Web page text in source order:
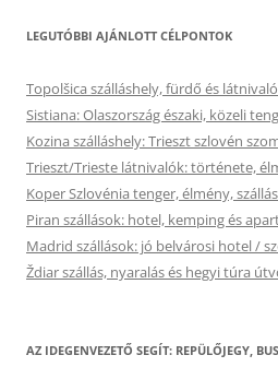
LEGUTÓBBI AJÁNLOTT CÉLPONTOK
Topolšica szálláshely, fürdő és
Sistiana: Olaszország északi, közeli
Kozina szálláshely: Trieszt szlovén
Trieszt/Trieste látnivalók: története,
Koper Szlovénia tenger, élmény,
Piran szállások: hotel, kemping és
Madrid szállások: jó belvárosi hotel /
Ždiar szállás, nyaralás és hegyi túra
AZ IDEGENVEZETŐ SEGÍT: REPÜLŐJEGY,